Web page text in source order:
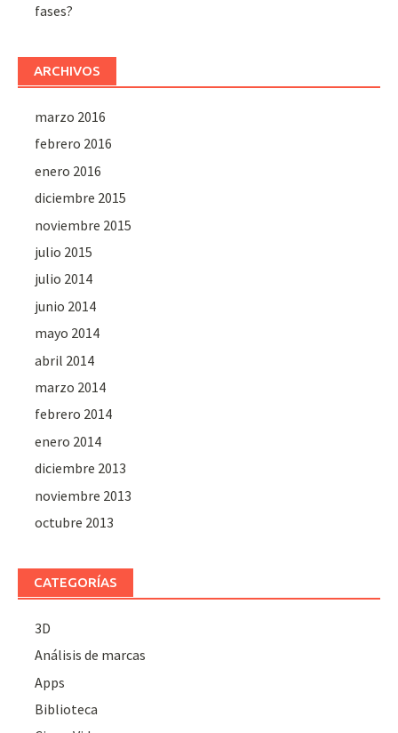
fases?
ARCHIVOS
marzo 2016
febrero 2016
enero 2016
diciembre 2015
noviembre 2015
julio 2015
julio 2014
junio 2014
mayo 2014
abril 2014
marzo 2014
febrero 2014
enero 2014
diciembre 2013
noviembre 2013
octubre 2013
CATEGORÍAS
3D
Análisis de marcas
Apps
Biblioteca